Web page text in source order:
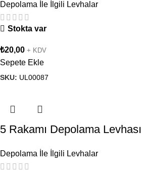
Depolama İle İlgili Levhalar
Stokta var
₺20,00 + KDV
Sepete Ekle
SKU: UL00087
5 Rakamı Depolama Levhası
Depolama İle İlgili Levhalar